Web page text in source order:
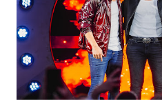
(Feira Agropecuária e Industrial
Pontal Rodeo Music reforça mais
social: os ingressos poderão ser
não perecível. Toda a arr...